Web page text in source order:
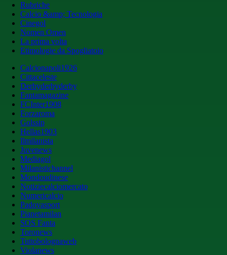
Rubriche
Calcio &amp; Tecnologia
Cinegol
Nomen Omen
La prima volta
Etimologie da Spogliatoio
Calcionapoli1926
Cittaceleste
Derbyderbyderby
Fantamagazine
FCInter1908
Forzaroma
Golssip
Hellas1903
Ilmilanista
Juvenews
Mediagol
Milanistichannel
Mondoudinese
Notiziecalciomercato
Numericalcio
Padovasport
Pianetamilan
SOS Fanta
Toronews
Tuttobolognaweb
Violanews